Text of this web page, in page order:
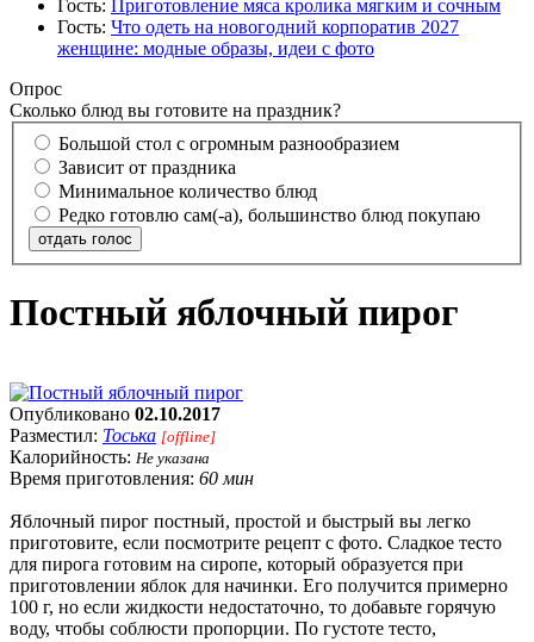
Гость: Приготовление мяса кролика мягким и сочным
Гость: Что одеть на новогодний корпоратив 2027
женщине: модные образы, идеи с фото
Опрос
Сколько блюд вы готовите на праздник?
Большой стол с огромным разнообразием
Зависит от праздника
Минимальное количество блюд
Редко готовлю сам(-а), большинство блюд покупаю
отдать голос
Постный яблочный пирог
Опубликовано 02.10.2017
Разместил: Тоська [offline]
Калорийность: Не указана
Время приготовления: 60 мин
Яблочный пирог постный, простой и быстрый вы легко
приготовите, если посмотрите рецепт с фото. Сладкое тесто
для пирога готовим на сиропе, который образуется при
приготовлении яблок для начинки. Его получится примерно
100 г, но если жидкости недостаточно, то добавьте горячую
воду, чтобы соблюсти пропорции. По густоте тесто,